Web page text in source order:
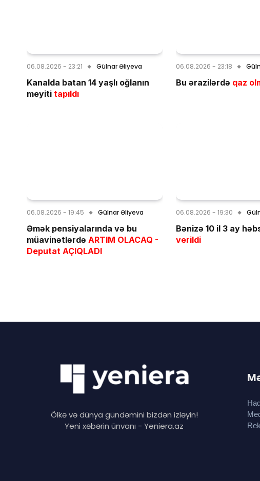
06.08.2026 - 23:21 Gülnar Əliyeva
Kanalda batan 14 yaşlı oğlanın
meyiti tapıldı
06.08.2026 - 23:18
Bu ərazilərdə qaz
06.08.2026 - 19:45 Gülnar Əliyeva
Əmək pensiyalarında və bu
müavinətlərdə ARTIM OLACAQ -
Deputat AÇIQLADI
06.08.2026 - 19:30
Bənizə 10 il 3 ay
verildi
Ölkə və dünya gündəmini bizdən izləyin!
Yeni xəbərin ünvanı - Yeniera.az